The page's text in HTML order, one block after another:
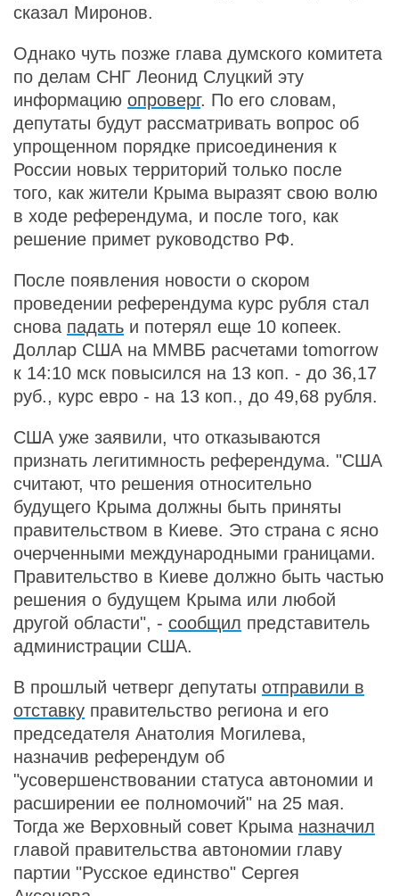
сказал Миронов.
Однако чуть позже глава думского комитета
по делам СНГ Леонид Слуцкий эту
информацию опроверг. По его словам,
депутаты будут рассматривать вопрос об
упрощенном порядке присоединения к
России новых территорий только после
того, как жители Крыма выразят свою волю
в ходе референдума, и после того, как
решение примет руководство РФ.
После появления новости о скором
проведении референдума курс рубля стал
снова падать и потерял еще 10 копеек.
Доллар США на ММВБ расчетами tomorrow
к 14:10 мск повысился на 13 коп. - до 36,17
руб., курс евро - на 13 коп., до 49,68 рубля.
США уже заявили, что отказываются
признать легитимность референдума. "США
считают, что решения относительно
будущего Крыма должны быть приняты
правительством в Киеве. Это страна с ясно
очерченными международными границами.
Правительство в Киеве должно быть частью
решения о будущем Крыма или любой
другой области", - сообщил представитель
администрации США.
В прошлый четверг депутаты отправили в
отставку правительство региона и его
председателя Анатолия Могилева,
назначив референдум об
"усовершенствовании статуса автономии и
расширении ее полномочий" на 25 мая.
Тогда же Верховный совет Крыма назначил
главой правительства автономии главу
партии "Русское единство" Сергея